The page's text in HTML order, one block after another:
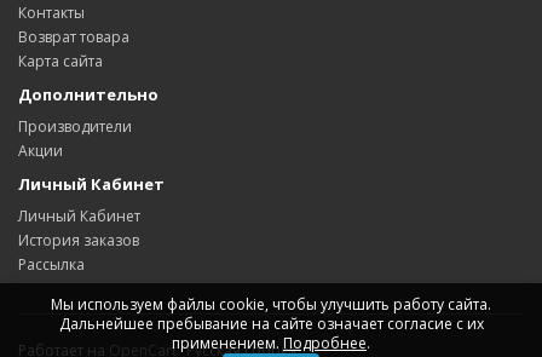
Контакты
Возврат товара
Карта сайта
Дополнительно
Производители
Акции
Личный Кабинет
Личный Кабинет
История заказов
Рассылка
Работает на OpenCart "Русская сборка"
Мы используем файлы cookie, чтобы улучшить работу сайта.
Дальнейшее пребывание на сайте означает согласие с их
применением.Подробнее.